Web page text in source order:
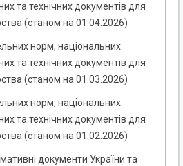
та технічних документів для
(станом на 01.04.2026)
норм, національних
та технічних документів для
(станом на 01.03.2026)
норм, національних
та технічних документів для
(станом на 01.02.2026)
документи України та